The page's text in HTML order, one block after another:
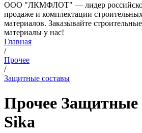
ООО "ЛКМФЛОТ" — лидер
продаже и комплектации
материалов. Заказывайте
материалы у нас!
Главная
/
Прочее
/
Защитные составы
Прочее Защитные
Sika